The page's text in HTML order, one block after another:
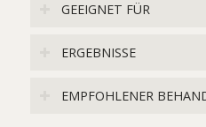
GEEIGNET FÜR
ERGEBNISSE
EMPFOHLENER